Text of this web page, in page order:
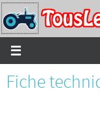
Passer
vers
le
contenu
Fiche